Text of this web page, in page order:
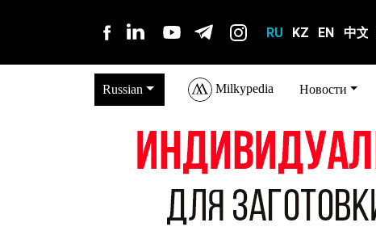
RU KZ EN 中文
Russian Milkypedia Новости